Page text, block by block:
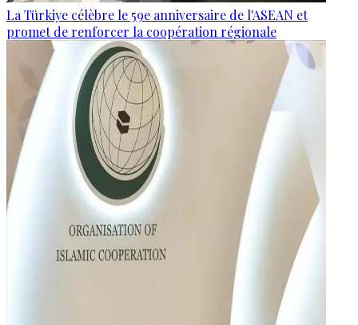
La Türkiye célèbre le 59e anniversaire de l'ASEAN et
promet de renforcer la coopération régionale